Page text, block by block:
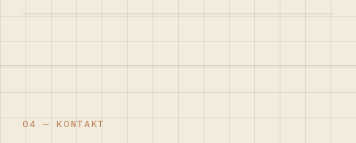
04 — KONTAKT